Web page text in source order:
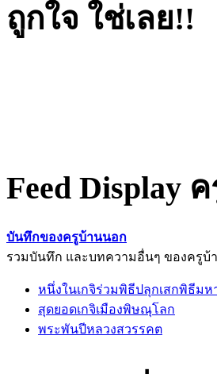
ถูกใจ ใช่เลย!!
Feed Display
บันทึกของครูบ้านนอก
รวมบันทึก และบทความอื่นๆ ของครูบ้าน
หนึ่งในเกจิร่วมพิธีปลุกเสกพิธีมห
สุดยอดเกจิเมืองพิษณุโลก
พระพันปีหลวงสวรรคต